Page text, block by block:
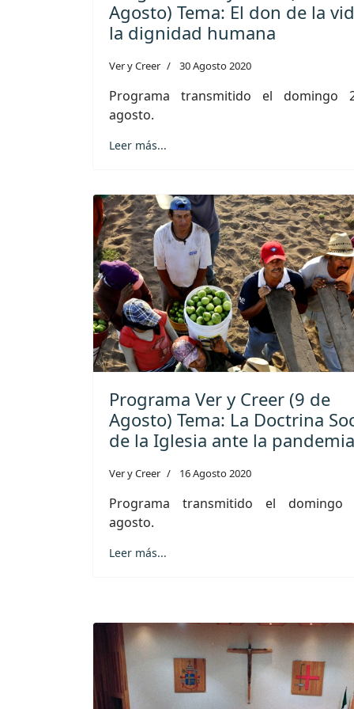
Agosto) Tema: El don de la
la dignidad humana
Ver y Creer 30 Agosto 2020
Programa transmitido el domingo
agosto.
Leer más...
Programa Ver y Creer (9 de
Agosto) Tema: La Doctrina
de la Iglesia ante la pandemia
Ver y Creer 16 Agosto 2020
Programa transmitido el
agosto.
Leer más...